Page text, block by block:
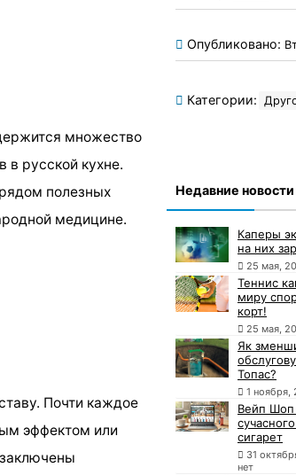
множество
в русской кухне.
полезных
медицине.
Почти каждое
эффектом или
Опубликовано:
Категории:
Недавние новости
Каперы
на них
25 мая,
Теннис
миру
корт!
25 мая,
Як
Топас?
1 ноября,
Вейп Шоп
сигарет
31
нет